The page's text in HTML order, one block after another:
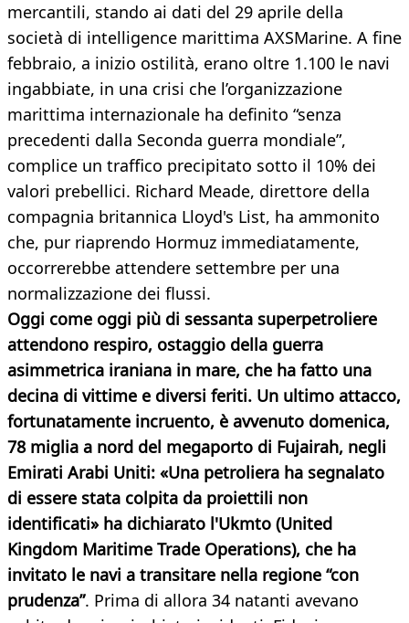
mercantili, stando ai dati del 29 aprile della
società di intelligence marittima AXSMarine. A fine
febbraio, a inizio ostilità, erano oltre 1.100 le navi
ingabbiate, in una crisi che l’organizzazione
marittima internazionale ha definito “senza
precedenti dalla Seconda guerra mondiale”,
complice un traffico precipitato sotto il 10% dei
valori prebellici. Richard Meade, direttore della
compagnia britannica Lloyd's List, ha ammonito
che, pur riaprendo Hormuz immediatamente,
occorrerebbe attendere settembre per una
normalizzazione dei flussi.
Oggi come oggi più di sessanta superpetroliere
attendono respiro, ostaggio della guerra
asimmetrica iraniana in mare, che ha fatto una
decina di vittime e diversi feriti. Un ultimo attacco,
fortunatamente incruento, è avvenuto domenica,
78 miglia a nord del megaporto di Fujairah, negli
Emirati Arabi Uniti: «Una petroliera ha segnalato
di essere stata colpita da proiettili non
identificati» ha dichiarato l'Ukmto (United
Kingdom Maritime Trade Operations), che ha
invitato le navi a transitare nella regione “con
prudenza”. Prima di allora 34 natanti avevano